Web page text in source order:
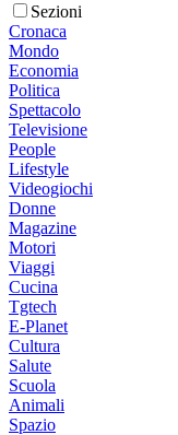
Sezioni
Cronaca
Mondo
Economia
Politica
Spettacolo
Televisione
People
Lifestyle
Videogiochi
Donne
Magazine
Motori
Viaggi
Cucina
Tgtech
E-Planet
Cultura
Salute
Scuola
Animali
Spazio